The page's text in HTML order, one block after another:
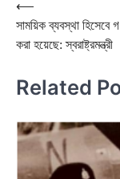
Post
navigation
⟵
সাময়িক ব্যবস্থা হিসেবে
করা হয়েছে: স্বরাষ্ট্রমন্ত্রী
Related